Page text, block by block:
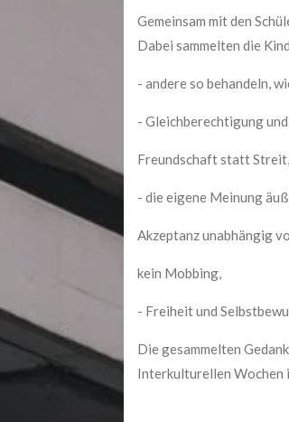
Gemeinsam mit den
Dabei sammelten die
- andere so behandeln,
- Gleichberechtigung
Freundschaft statt Streit,
- die eigene Meinung
Akzeptanz unabhängig
kein Mobbing,
- Freiheit und
Die gesammelten
Interkulturellen Wochen